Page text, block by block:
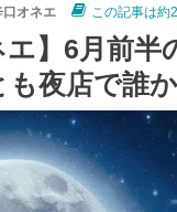
口オネエ この記事は約
エ】6月前
も夜店で誰